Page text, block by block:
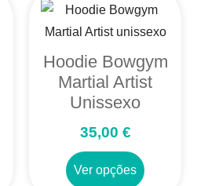
Hoodie Bowgym
Martial Artist
Unissexo
35,00 €
Ver opções